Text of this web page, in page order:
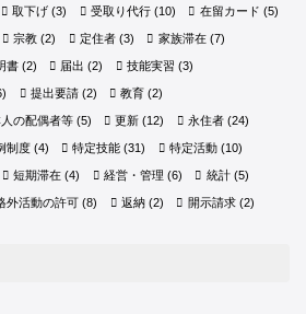
取下げ (3) 受取り代行(10) 在留カード (5)
宗教 (2) 定住者(3) 家族滞在(7)
書(2) 届出 (2) 技能実習 (3)
提出要請(2) 教育 (2)
の配偶者等(5) 更新 (12) 永住者(24)
制度(4) 特定技能 (31) 特定活動(10)
短期滞在 (4) 経営・管理 (6) 統計(5)
外活動の許可 (8) 返納(2) 開示請求(2)